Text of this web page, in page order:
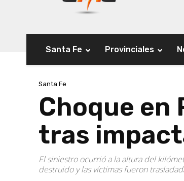
Santa Fe Provinciales
Santa Fe
Choque en
tras
El siniestro ocurrió a la altura del
destruido y las víctimas fueron